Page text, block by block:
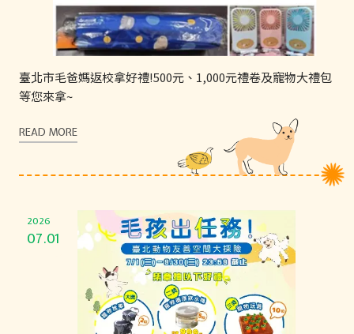
臺北市毛爸媽返校拿好禮!500元、1,000元禮卷及寵物大禮包
等您來拿~
READ MORE
2026
07.01